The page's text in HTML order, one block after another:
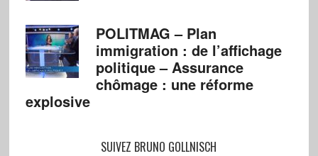
POLITMAG – Plan
immigration : de l’affichage
politique – Assurance
chômage : une réforme
explosive
SUIVEZ BRUNO GOLLNISCH